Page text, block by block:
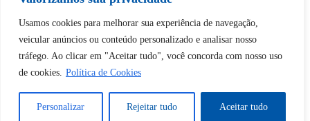
Usamos cookies para melhorar sua experiência de navegação,
veicular anúncios ou conteúdo personalizado e analisar nosso
tráfego. Ao clicar em "Aceitar tudo", você concorda com nosso uso
de cookies. Política de Cookies
Personalizar Rejeitar tudo Aceitar tudo
Tem certeza de que deseja
desbloquear esta publicação?